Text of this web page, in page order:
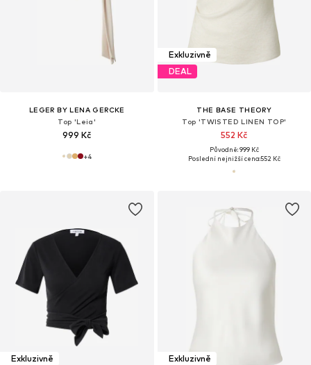
LEGER BY LENA GERCKE
Top 'Leia'
999 Kč
+4
Exkluzivně
DEAL
THE BASE THEORY
Top 'TWISTED LINEN TOP'
552 Kč
Původně: 999 Kč
Poslední nejnižší cena:552 Kč
Exkluzivně
Exkluzivně